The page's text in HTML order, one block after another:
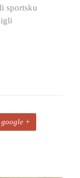
sportsku
google +